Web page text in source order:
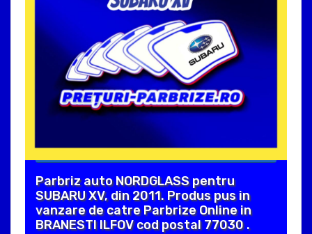
Parbriz auto NORDGLASS pentru
SUBARU XV, din 2011. Produs pus in
vanzare de catre Parbrize Online in
BRANESTI ILFOV cod postal 77030 .